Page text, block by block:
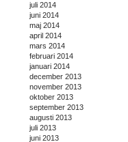
juli 2014
juni 2014
maj 2014
april 2014
mars 2014
februari 2014
januari 2014
december 2013
november 2013
oktober 2013
september 2013
augusti 2013
juli 2013
juni 2013